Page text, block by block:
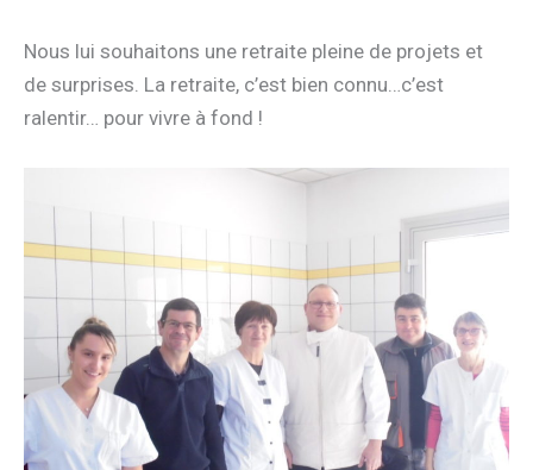
Nous lui souhaitons une retraite pleine de projets et
de surprises. La retraite, c’est bien connu…c’est
ralentir… pour vivre à fond !